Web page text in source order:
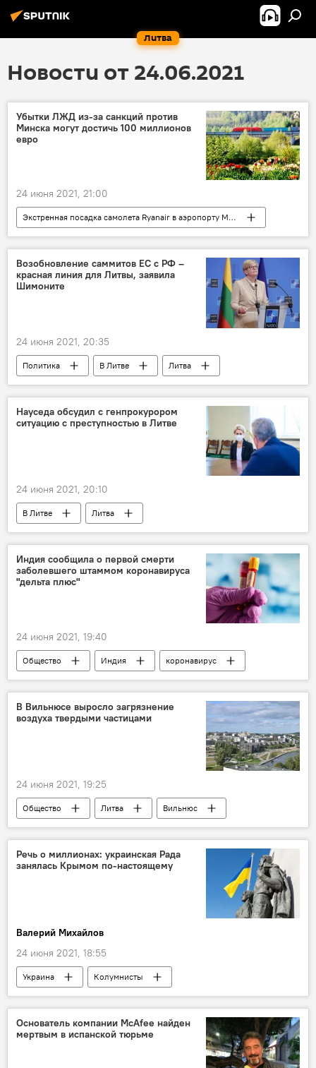
Литва
Новости от 24.06.2021
Убытки ЛЖД из-за санкций против
Минска могут достичь 100 миллионов
евро
24 июня 2021, 21:00
Экстренная посадка самолета Ryanair в аэропорту Минска
Политика
Экономика
В Литве
Литва
ЛЖД Белоруссия
Возобновление саммитов ЕС с РФ –
красная линия для Литвы, заявила
Шимоните
24 июня 2021, 20:35
Политика В Литве
Литва
Россия
Ингрида Шимоните
Белоруссия
Науседа обсудил с генпрокурором
ситуацию с преступностью в Литве
24 июня 2021, 20:10
В Литве
Литва
Генпрокуратура Литвы
Гитанас Науседа
Индия сообщила о первой смерти
заболевшего штаммом коронавируса
"дельта плюс"
24 июня 2021, 19:40
Общество Индия
коронавирус
Пандемия коронавируса в Литве и других странах
В Вильнюсе выросло загрязнение
воздуха твердыми частицами
24 июня 2021, 19:25
Общество Литва
Вильнюс
экология
загрязнение окружающей среды
Речь о миллионах: украинская Рада
занялась Крымом по-настоящему
Валерий Михайлов
24 июня 2021, 18:55
Украина Колумнисты
Основатель компании McAfee найден
мертвым в испанской тюрьме